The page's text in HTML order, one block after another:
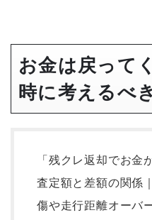
お金は戻って
時に考えるべ
「残クレ返却でお金
査定額と差額の関係
傷や走行距離オーバ